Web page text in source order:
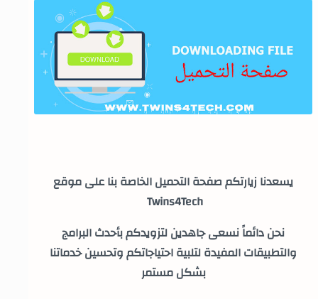
يسعدنا زيارتكم صفحة التحميل الخاصة بنا على موقع
Twins4Tech
نحن دائماً نسعى جاهدين لتزويدكم بأحدث البرامج
والتطبيقات المفيدة لتلبية احتياجاتكم وتحسين خدماتنا
بشكل مستمر